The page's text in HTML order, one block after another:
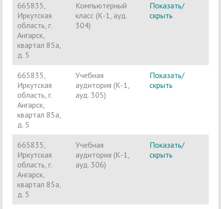
665835,
Иркутская
область, г.
Ангарск,
квартал 85а,
д. 5
Компьютерный
класс (К-1, ауд.
304)
Показать/
скрыть
665835,
Иркутская
область, г.
Ангарск,
квартал 85а,
д. 5
Учебная
аудитория (К-1,
ауд. 305)
Показать/
скрыть
665835,
Иркутская
область, г.
Ангарск,
квартал 85а,
д. 5
Учебная
аудитория (К-1,
ауд. 306)
Показать/
скрыть